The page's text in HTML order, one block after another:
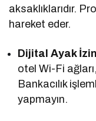
aksaklıklarıdır.
hareket eder.
Dijital Ayak
otel Wi-Fi
Bankacılık
yapmayın.